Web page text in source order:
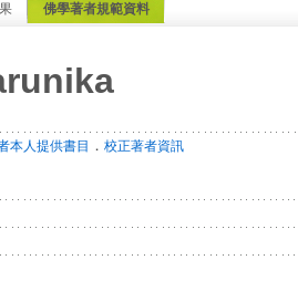
佛學著者規範資料
本人提供書目 ． 校正著者資訊